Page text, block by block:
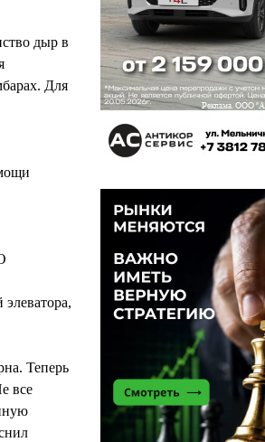
дыр в
Для
Теперь
все